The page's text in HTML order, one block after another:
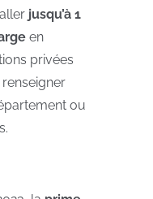
jusqu’à 1
en
privées
ou